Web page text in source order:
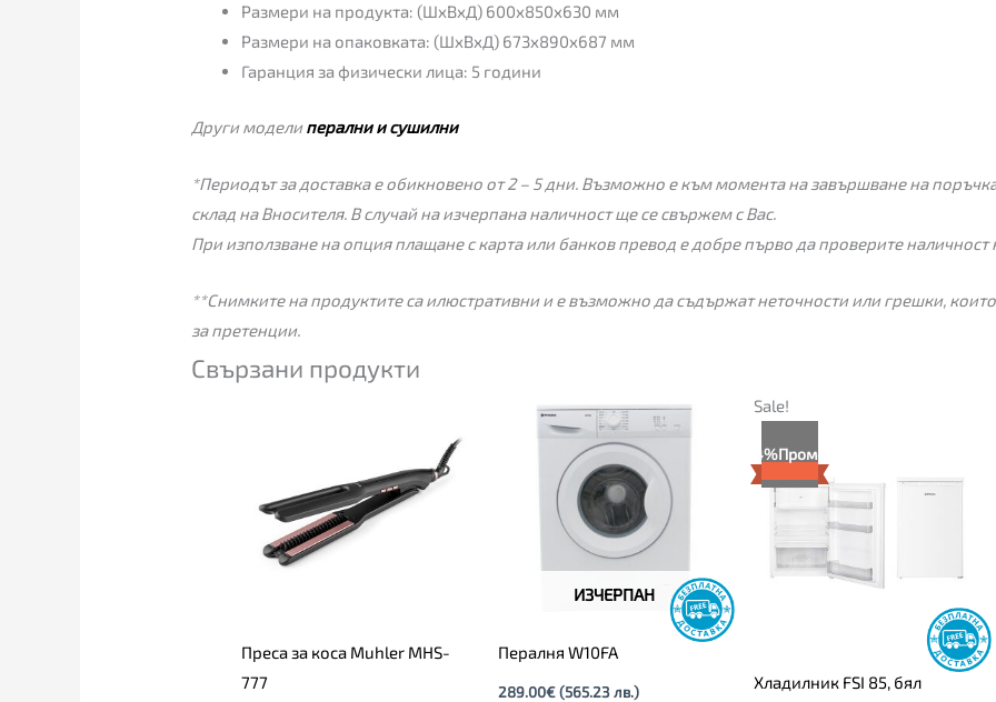
Размери на продукта: (ШхВхД) 600x850x630 мм
Размери на опаковката: (ШхВхД) 673x890x687 мм
Гаранция за физически лица: 5 години
Други моделиперални и сушилни
*Периодът за доставка е обикновено от 2 – 5 дни. Възможно е към момента на завършване на
склад на Вносителя. В случай на изчерпана наличност ще се свържем с Вас.
При използване на опция плащане с карта или банков превод е добре първо да проверите наличност
**Снимките на продуктите са илюстративни и е възможно да съдържат неточности или грешки,
за претенции.
Свързани продукти
Преса за коса Muhler MHS-
777
ИЗЧЕРПАН
Пералня W10FA
289.00€ (565.23 лв.)
Sale!
4%Промо
Хладилник FSI 85, бял
лв.).
лв.).